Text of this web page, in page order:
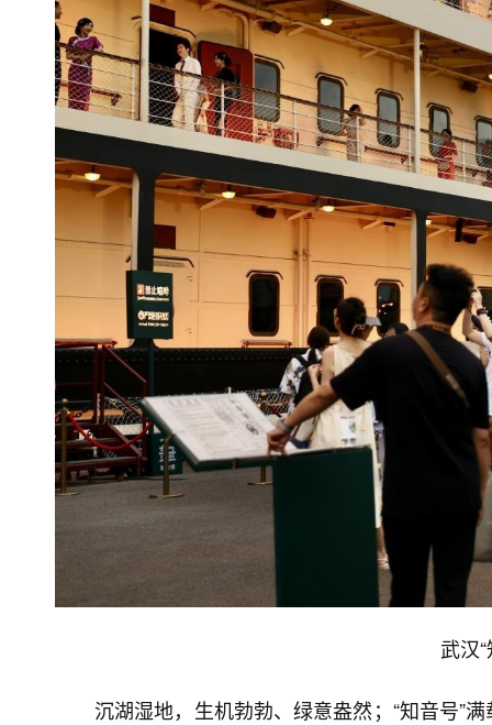
武汉
沉湖湿地，生机勃勃、绿意盎然；“知音号